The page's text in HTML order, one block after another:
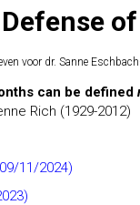
voor dr. Sanne Eschbach
can be defined
Rich (1929-2012)
11/2024)